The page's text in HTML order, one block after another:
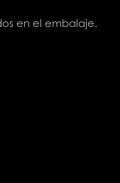
en el embalaje.